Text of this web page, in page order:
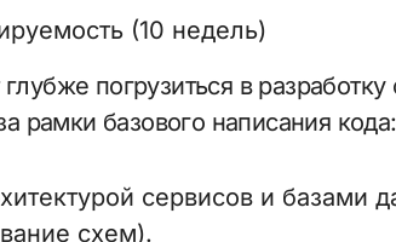
(10 недель)
погрузиться в
рамки базового написания кода:
сервисов и базами
схем).